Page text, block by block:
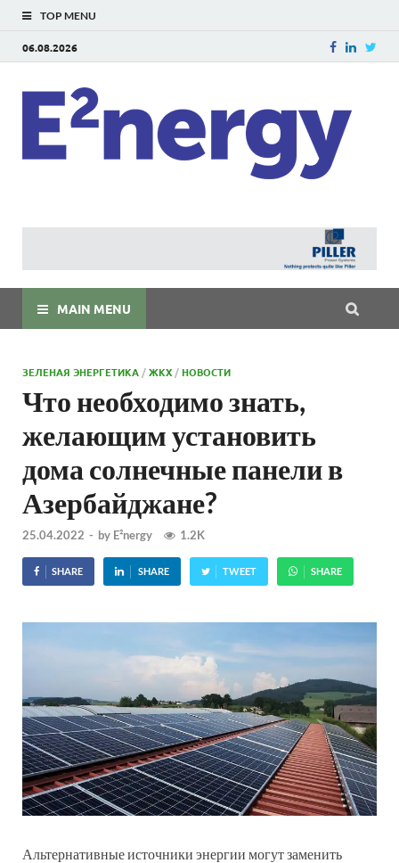
TOP MENU
06.08.2026
MAIN MENU
ЗЕЛЕНАЯ ЭНЕРГЕТИКА /ЖКХ /НОВОСТИ
Что необходимо знать,
желающим установить
дома солнечные панели в
Азербайджане?
25.04.2022 - by E²nergy 1.2K
SHARE SHARE TWEET SHARE
Альтернативные источники энергии могут заменить